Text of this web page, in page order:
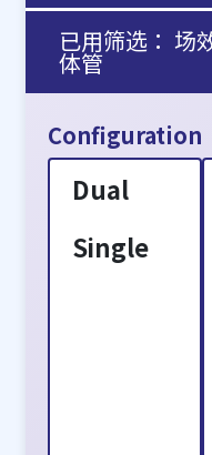
已用筛选： 场
体管
Configuration
Dual
Single